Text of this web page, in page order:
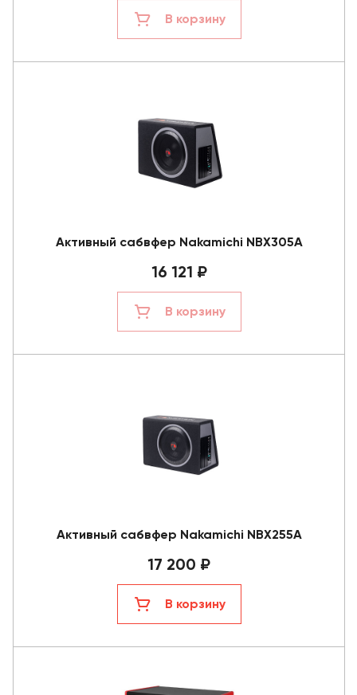
В корзину
Активный сабвфер Nakamichi NBX305A
16 121 ₽
В корзину
Активный сабвфер Nakamichi NBX255A
17 200 ₽
В корзину